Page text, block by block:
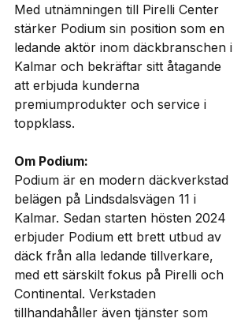
Med utnämningen till Pirelli Center
stärker Podium sin position som en
ledande aktör inom däckbranschen i
Kalmar och bekräftar sitt åtagande
att erbjuda kunderna
premiumprodukter och service i
toppklass.
Om Podium:
Podium är en modern däckverkstad
belägen på Lindsdalsvägen 11 i
Kalmar. Sedan starten hösten 2024
erbjuder Podium ett brett utbud av
däck från alla ledande tillverkare,
med ett särskilt fokus på Pirelli och
Continental. Verkstaden
tillhandahåller även tjänster som